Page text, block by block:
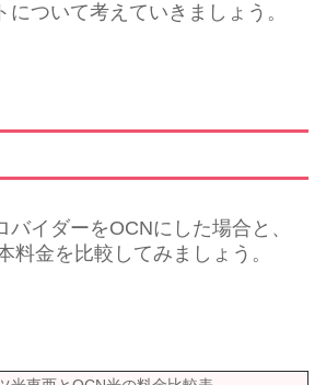
について考えていきましょう。
バイダーをOCNにした場合と、
料金を比較してみましょう。